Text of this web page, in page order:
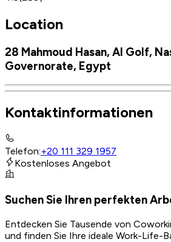
Location
28 Mahmoud Hasan, Al Golf,
Governorate, Egypt
Kontaktinformationen
Telefon:+20 111 329 1957
Kostenloses Angebot
Suchen Sie Ihren perfekten
Entdecken Sie Tausende von
und finden Sie Ihre ideale Work-Life-